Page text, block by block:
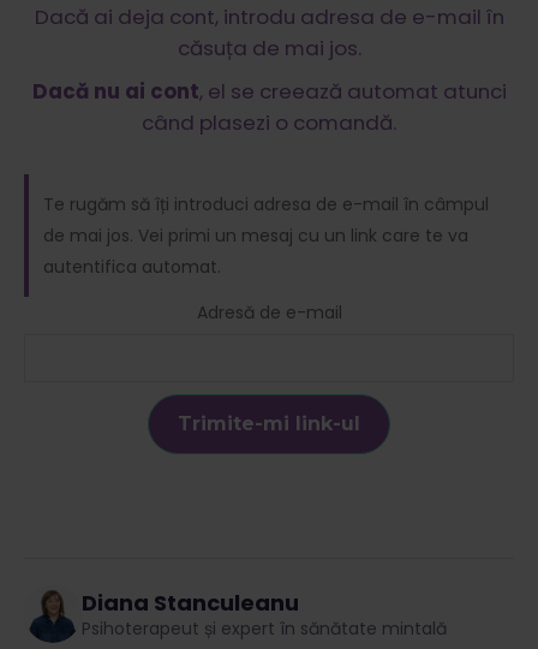
Dacă ai deja cont, introdu adresa de e-mail în
căsuța de mai jos.
Dacă nu ai cont, el se creează automat atunci
când plasezi o comandă.
Te rugăm să îți introduci adresa de e-mail în câmpul
de mai jos. Vei primi un mesaj cu un link care te va
autentifica automat.
Adresă de e-mail
Diana Stanculeanu
Psihoterapeut și expert în sănătate mintală